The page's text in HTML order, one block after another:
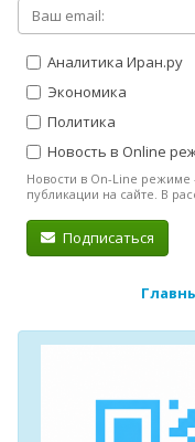
Аналитика Иран.ру
Экономика
Политика
Новость в Online
Новости в On-Line режиме
публикации на сайте. В
Подписаться